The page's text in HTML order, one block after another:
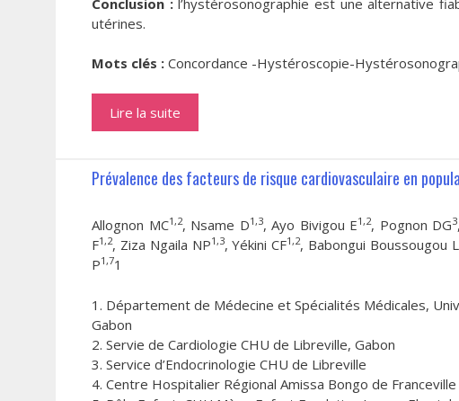
utérines.
Mots clés : Concordance -Hystéroscopie-
Lire la suite
Prévalence des facteurs de risque cardiovasculaire en
Allognon MC1,2, Nsame D1,3, Ayo Bivigou E1,2, Pognon DG3
F1,2, Ziza Ngaila NP1,3, Yékini CF1,2, Babongui Boussougou L
P1,71
1. Département de Médecine et Spécialités Médicales,
Gabon
2. Servie de Cardiologie CHU de Libreville, Gabon
3. Service d’Endocrinologie CHU de Libreville
4. Centre Hospitalier Régional Amissa Bongo de Franceville